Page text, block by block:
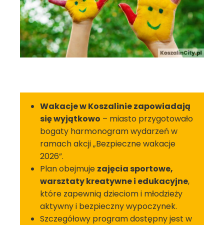
Wakacje w Koszalinie zapowiadają
się wyjątkowo – miasto przygotowało
bogaty harmonogram wydarzeń w
ramach akcji „Bezpieczne wakacje
2026”.
Plan obejmuje zajęcia sportowe,
warsztaty kreatywne i edukacyjne,
które zapewnią dzieciom i młodzieży
aktywny i bezpieczny wypoczynek.
Szczegółowy program dostępny jest w